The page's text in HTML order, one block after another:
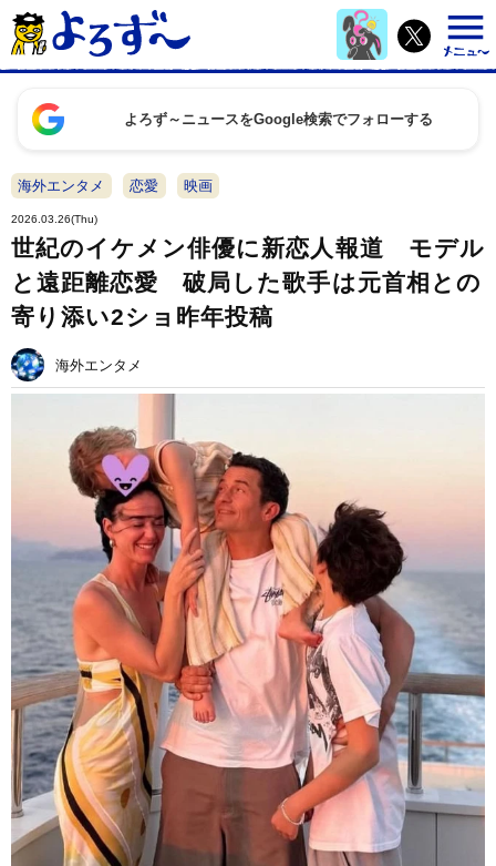
よろず～ニュースをGoogle検索でフォローする
海外エンタメ 恋愛 映画
2026.03.26(Thu)
世紀のイケメン俳優に新恋人報道 モデル
と遠距離恋愛 破局した歌手は元首相との
寄り添い2ショ昨年投稿
海外エンタメ